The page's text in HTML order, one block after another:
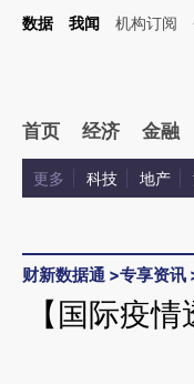
头增加这段话：本文由第三方
数据 我闻 机构订阅
首页 经济 金融
更多 科技 地产
财新数据通 >专享资讯
【国际疫